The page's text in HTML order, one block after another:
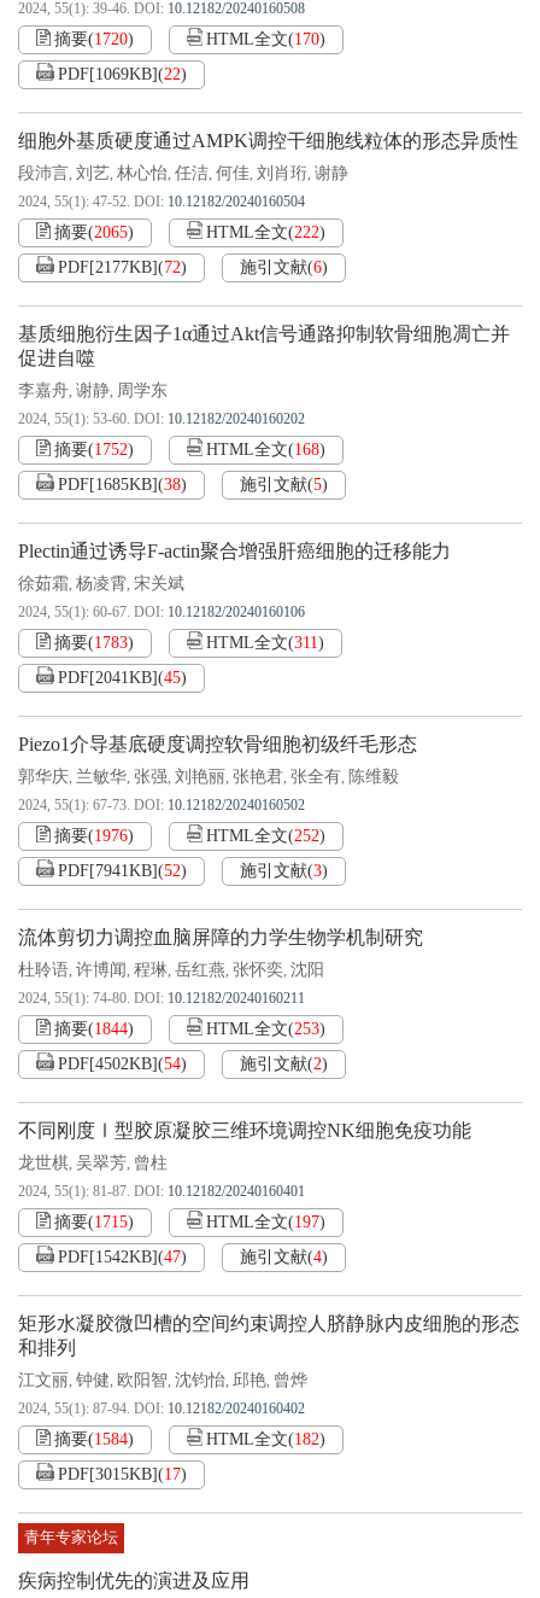
2024, 55(1): 39-46. DOI: 10.12182/20240160508
摘要(1720) HTML全文(170)
PDF[1069KB](22)
细胞外基质硬度通过AMPK调控干细胞线粒体的形态异质性
段沛言, 刘艺, 林心怡, 任洁, 何佳, 刘肖珩, 谢静
2024, 55(1): 47-52. DOI: 10.12182/20240160504
摘要(2065) HTML全文(222)
PDF[2177KB](72) 施引文献(6)
基质细胞衍生因子1α通过Akt信号通路抑制软骨细胞凋亡并
促进自噬
李嘉舟, 谢静, 周学东
2024, 55(1): 53-60. DOI: 10.12182/20240160202
摘要(1752) HTML全文(168)
PDF[1685KB](38) 施引文献(5)
Plectin通过诱导F-actin聚合增强肝癌细胞的迁移能力
徐茹霜, 杨凌霄, 宋关斌
2024, 55(1): 60-67. DOI: 10.12182/20240160106
摘要(1783) HTML全文(311)
PDF[2041KB](45)
Piezo1介导基底硬度调控软骨细胞初级纤毛形态
郭华庆, 兰敏华, 张强, 刘艳丽, 张艳君, 张全有, 陈维毅
2024, 55(1): 67-73. DOI: 10.12182/20240160502
摘要(1976) HTML全文(252)
PDF[7941KB](52) 施引文献(3)
流体剪切力调控血脑屏障的力学生物学机制研究
杜聆语, 许博闻, 程琳, 岳红燕, 张怀奕, 沈阳
2024, 55(1): 74-80. DOI: 10.12182/20240160211
摘要(1844) HTML全文(253)
PDF[4502KB](54) 施引文献(2)
不同刚度Ⅰ型胶原凝胶三维环境调控NK细胞免疫功能
龙世棋, 吴翠芳, 曾柱
2024, 55(1): 81-87. DOI: 10.12182/20240160401
摘要(1715) HTML全文(197)
PDF[1542KB](47) 施引文献(4)
矩形水凝胶微凹槽的空间约束调控人脐静脉内皮细胞的形态
和排列
江文丽, 钟健, 欧阳智, 沈钧怡, 邱艳, 曾烨
2024, 55(1): 87-94. DOI: 10.12182/20240160402
摘要(1584) HTML全文(182)
PDF[3015KB](17)
青年专家论坛
疾病控制优先的演进及应用